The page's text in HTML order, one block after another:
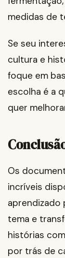
medidas de
Se seu
cultura e
foque em
escolha é a
quer
Os
incríveis
tema e
histórias
por trás de